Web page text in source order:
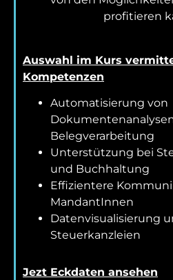
profitieren
Auswahl im Kurs
Kompetenzen
Automatisierung von
Belegverarbeitung
Unterstützung bei
und Buchhaltung
Effizientere
MandantInnen
Datenvisualisierung
Steuerkanzleien
Jezt Eckdaten ansehen